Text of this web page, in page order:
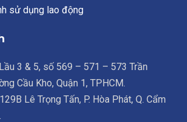
sử dụng lao động
3 & 5, số 569 – 571 – 573 Trần
Cầu Kho, Quận 1, TPHCM.
Lê Trọng Tấn, P. Hòa Phát, Q. Cẩm